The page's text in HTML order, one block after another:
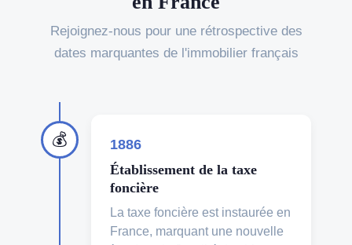
Rejoignez-nous pour une rétrospective des
dates marquantes de l'immobilier français
💰
1886
Établissement de la taxe
foncière
La taxe foncière est instaurée en
France, marquant une nouvelle